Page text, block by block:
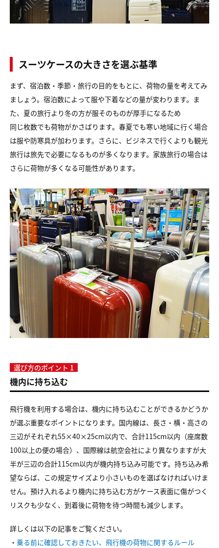
スーツケースの大きさを選ぶ基準
まず、宿泊数・季節・旅行の目的をもとに、荷物の量を考えてみ
ましょう。 宿泊数によって服や下着などの量が変わります。 ま
た、夏の旅行より冬の方が服そのものが厚手になるため
同じ枚数でも荷物がかさばります。 春夏でも寒い地域に行く場合
は服や防寒具が加わります。 さらに、ビジネスで行くよりも観光
旅行は旅先で必要になるものが多くなります。 家族旅行の場合は
さらに荷物が多くなる可能性があります。
選び方のポイント 1
機内に持ち込む
飛行機を利用する場合は、機内に持ち込むことができるかどうか
が選ぶ重要なポイントになります。 国内線は、長さ・横・高さの
三辺がそれぞれ55×40×25cm以内で、 合計115cm以内（座席数
100以上の便の場合）、国際線は航空会社により異なりますが大
半が三辺の合計115cm以内が機内持ち込み可能です。持ち込み希
望ならば、 この規定サイズより小さいものを選ばなければいけま
せん。 預け入れるより機内に持ち込む方がケース表面に傷がつく
リスクも少なく、 到着後に荷物を待つ時間も減少します。
詳しくは以下の記事をご覧ください。
・ 乗る前に確認しておきたい、飛行機の荷物に関するルール